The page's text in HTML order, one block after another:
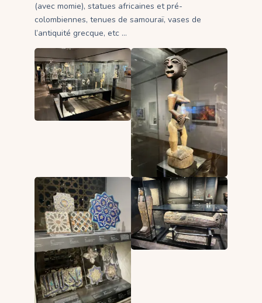
(avec momie), statues africaines et pré-
colombiennes, tenues de samouraï, vases de
l’antiquité grecque, etc …